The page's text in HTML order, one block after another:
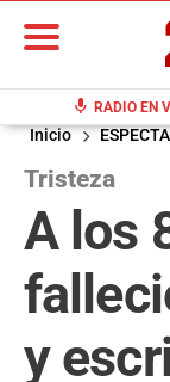
mic RADIO EN
Inicio
Tristeza
A los
y